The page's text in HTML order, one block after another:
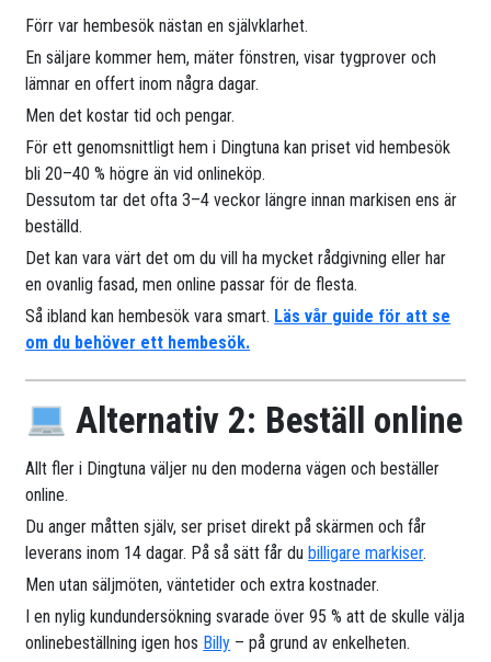
Förr var hembesök nästan en självklarhet.
En säljare kommer hem, mäter fönstren, visar tygprover och
lämnar en offert inom några dagar.
Men det kostar tid och pengar.
För ett genomsnittligt hem i Dingtuna kan priset vid hembesök
bli 20–40 % högre än vid onlineköp.
Dessutom tar det ofta 3–4 veckor längre innan markisen ens är
beställd.
Det kan vara värt det om du vill ha mycket rådgivning eller har
en ovanlig fasad, men online passar för de flesta.
Så ibland kan hembesök vara smart. Läs vår guide för att se
om du behöver ett hembesök.
Alternativ 2: Beställ online
Allt fler i Dingtuna väljer nu den moderna vägen och beställer
online.
Du anger måtten själv, ser priset direkt på skärmen och får
leverans inom 14 dagar. På så sätt får dubilligare markiser.
Men utan säljmöten, väntetider och extra kostnader.
I en nylig kundundersökning svarade över 95 % att de skulle välja
onlinebeställning igen hos Billy – på grund av enkelheten.